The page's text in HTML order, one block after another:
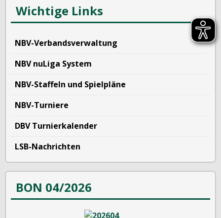
Wichtige Links
NBV-Verbandsverwaltung
NBV nuLiga System
NBV-Staffeln und Spielpläne
NBV-Turniere
DBV Turnierkalender
LSB-Nachrichten
BON 04/2026